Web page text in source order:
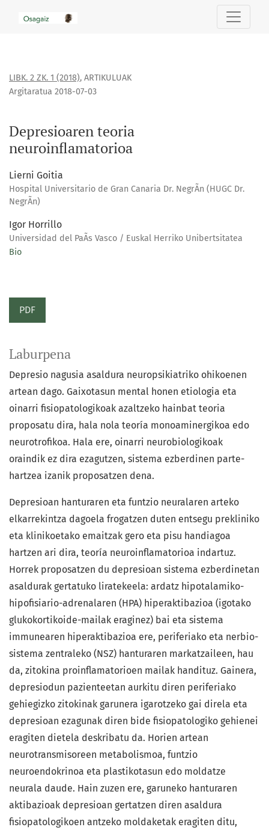
LIBK. 2 ZK. 1 (2018), ARTIKULUAK
Depresioaren teoria
neuroinflamatorioa
Argitaratua 2018-07-03
Lierni Goitia
Hospital Universitario de Gran Canaria Dr. NegrÃ­n (HUGC Dr.
NegrÃ­n)
Igor Horrillo
Universidad del PaÃ­s Vasco / Euskal Herriko Unibertsitatea
Bio
PDF
Laburpena
Depresio nagusia asaldura neuropsikiatriko ohikoenen
artean dago. Gaixotasun mental honen etiologia eta
oinarri fisiopatologikoak azaltzeko hainbat teoria
proposatu dira, hala nola teoría monoaminergikoa edo
neurotrofikoa. Hala ere, oinarri neurobiologikoak
oraindik ez dira ezagutzen, sistema ezberdinen parte-
hartzea izanik proposatzen dena.
Depresioan hanturaren eta funtzio neuralaren arteko
elkarrekintza dagoela frogatzen duten entsegu prekliniko
eta klinikoetako emaitzak gero eta pisu handiagoa
hartzen ari dira, teoría neuroinflamatorioa indartuz.
Horrek proposatzen du depresioan sistema ezberdinetan
asaldurak gertatuko liratekeela: ardatz hipotalamiko-
hipofisiario-adrenalaren (HPA) hiperaktibazioa (igotako
glukokortikoide-mailak eraginez) bai eta sistema
immunearen hiperaktibazioa ere, periferiako eta nerbio-
sistema zentraleko (NSZ) hanturaren markatzaileen, hau
da, zitokina proinflamatorioen mailak handituz. Gainera,
depresiodun pazienteetan aurkitu diren periferiako
gehiegizko zitokinak garunera igarotzeko gai direla eta
depresioan ezagunak diren bide fisiopatologiko gehienei
eragiten dietela deskribatu da. Horien artean
neurotransmisoreen metabolismoa, funtzio
neuroendokrinoa eta plastikotasun edo moldatze
neurala daude. Hain zuzen ere, garuneko hanturaren
aktibazioak depresioan gertatzen diren asaldura
fisiopatologikoen antzeko moldaketak eragiten ditu,